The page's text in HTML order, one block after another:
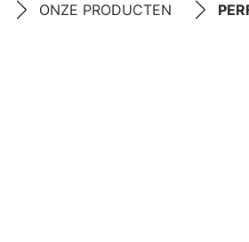
ONZE PRODUCTEN